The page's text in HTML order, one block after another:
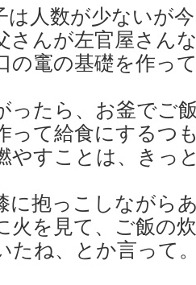
人数が少ないが
んが左官屋さん
の竃の基礎を作っ
たら、お釜でご
って給食にするつ
やすことは、きっ
抱っこしながら
火を見て、ご飯の
たね、とか言って